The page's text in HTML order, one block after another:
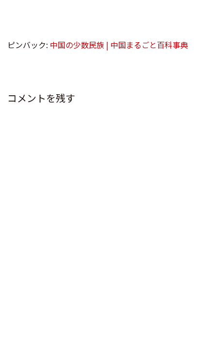
ピンバック: 中国の少数民族 | 中国まるごと百科事典
コメントを残す